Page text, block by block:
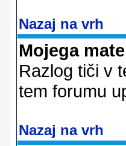
Nazaj na vrh
Mojega
Razlog tiči v
tem forumu
Nazaj na vrh